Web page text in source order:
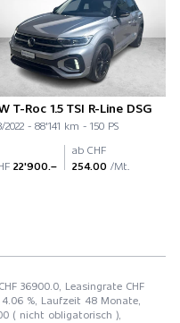
T-Roc 1.5 TSI R-Line DSG
2022 - 88'141 km - 150 PS
22'900.–
ab CHF
254.00 /Mt.
36900.0, Leasingrate CHF
%, Laufzeit 48 Monate,
( nicht obligatorisch ),